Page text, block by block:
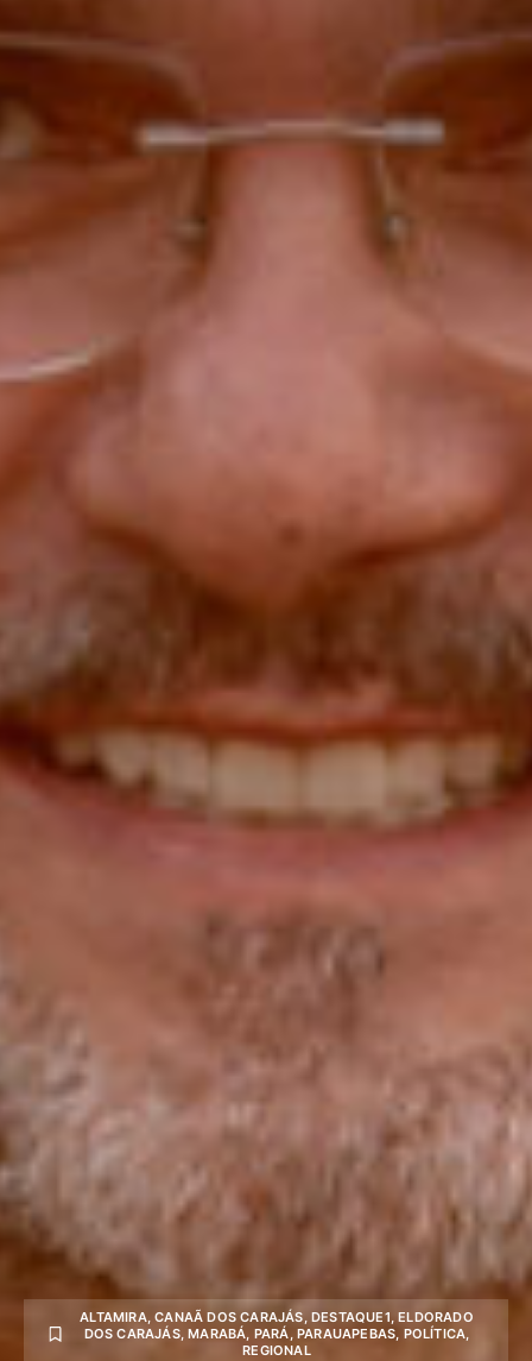
ALTAMIRA,CANAÃ DOS CARAJÁS, DESTAQUE1,ELDORADO
DOS CARAJÁS,MARABÁ, PARÁ, PARAUAPEBAS, POLÍTICA,
REGIONAL